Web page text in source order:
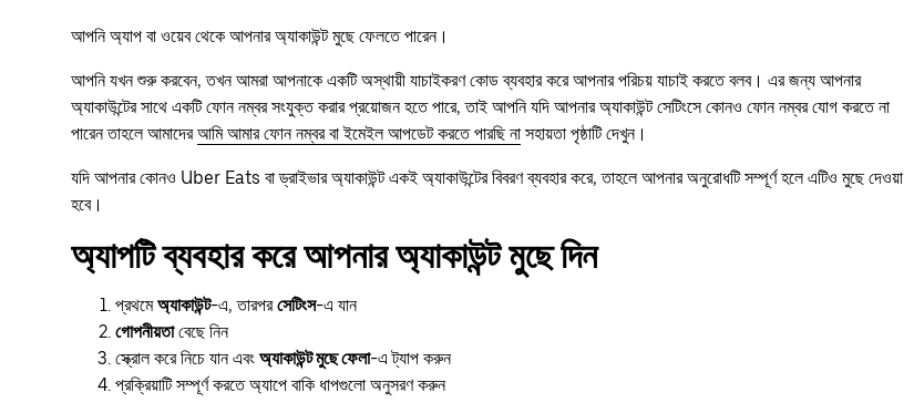
আপনি অ্যাপ বা ওয়েব থেকে আপনার অ্যাকাউন্ট মুছে ফেলতে পারেন।
আপনি যখন শুরু করবেন, তখন আমরা আপনাকে একটি অস্থায়ী যাচাইকরণ কোড ব্যবহার করে আপনার পরিচয় যাচাই করতে বলব। এর জন্য আপনার
অ্যাকাউন্টের সাথে একটি ফোন নম্বর সংযুক্ত করার প্রয়োজন হতে পারে, তাই আপনি যদি আপনার অ্যাকাউন্ট সেটিংসে কোনও ফোন নম্বর যোগ করতে না
পারেন তাহলে আমাদেরআমি আমার ফোন নম্বর বা ইমেইল আপডেট করতে পারছি না সহায়তা পৃষ্ঠাটি দেখুন।
যদি আপনার কোনও Uber Eats বা ড্রাইভার অ্যাকাউন্ট একই অ্যাকাউন্টের বিবরণ ব্যবহার করে, তাহলে আপনার অনুরোধটি সম্পূর্ণ হলে এটিও মুছে দেওয়া
হবে।
অ্যাপটি ব্যবহার করে আপনার অ্যাকাউন্ট মুছে দিন
প্রথমেঅ্যাকাউন্ট-এ, তারপরসেটিংস-এ যান
গোপনীয়তাবেছে নিন
স্ক্রোল করে নিচে যান এবং অ্যাকাউন্ট মুছে ফেলা-এ ট্যাপ করুন
প্রক্রিয়াটি সম্পূর্ণ করতে অ্যাপে বাকি ধাপগুলো অনুসরণ করুন